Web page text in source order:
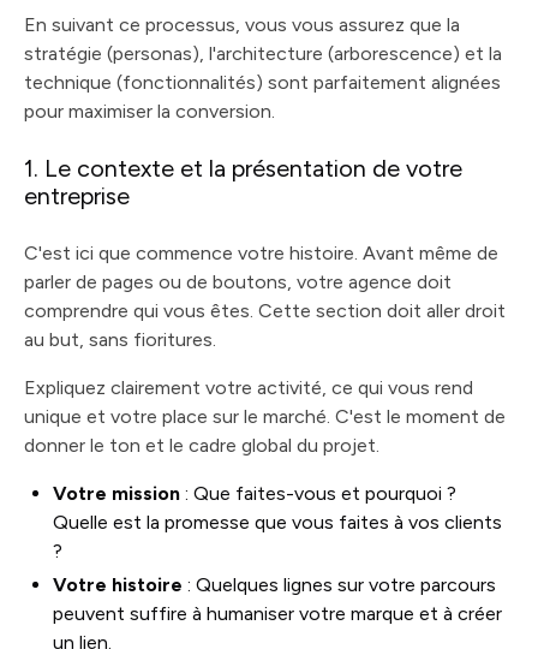
En suivant ce processus, vous vous assurez que la
stratégie (personas), l'architecture (arborescence) et la
technique (fonctionnalités) sont parfaitement alignées
pour maximiser la conversion.
1. Le contexte et la présentation de votre
entreprise
C'est ici que commence votre histoire. Avant même de
parler de pages ou de boutons, votre agence doit
comprendre qui vous êtes. Cette section doit aller droit
au but, sans fioritures.
Expliquez clairement votre activité, ce qui vous rend
unique et votre place sur le marché. C'est le moment de
donner le ton et le cadre global du projet.
Votre mission : Que faites-vous et pourquoi ?
Quelle est la promesse que vous faites à vos clients
?
Votre histoire : Quelques lignes sur votre parcours
peuvent suffire à humaniser votre marque et à créer
un lien.